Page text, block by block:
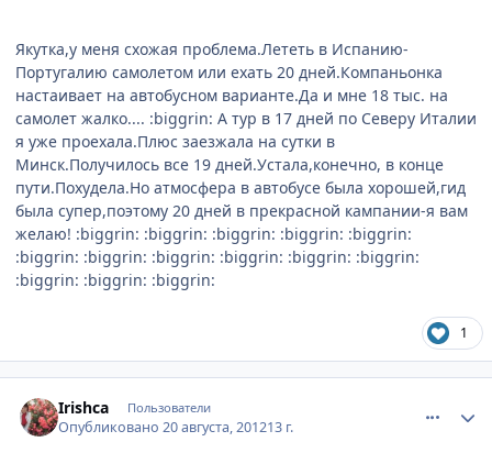
Якутка,у меня схожая проблема.Лететь в Испанию-
Португалию самолетом или ехать 20 дней.Компаньонка
настаивает на автобусном варианте.Да и мне 18 тыс. на
самолет жалко.... :biggrin: А тур в 17 дней по Северу Италии
я уже проехала.Плюс заезжала на сутки в
Минск.Получилось все 19 дней.Устала,конечно, в конце
пути.Похудела.Но атмосфера в автобусе была хорошей,гид
была супер,поэтому 20 дней в прекрасной кампании-я вам
желаю! :biggrin: :biggrin: :biggrin: :biggrin: :biggrin:
:biggrin: :biggrin: :biggrin: :biggrin: :biggrin: :biggrin:
:biggrin: :biggrin: :biggrin:
1
Irishca Пользователи
Опубликовано20 августа, 201213 г.